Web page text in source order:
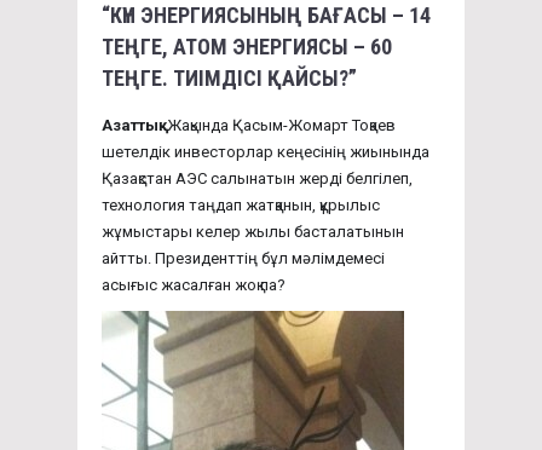
“КҮН ЭНЕРГИЯСЫНЫҢ БАҒАСЫ – 14
ТЕҢГЕ, АТОМ ЭНЕРГИЯСЫ – 60
ТЕҢГЕ. ТИІМДІСІ ҚАЙСЫ?”
Азаттық:Жақында Қасым-Жомарт Тоқаев
шетелдік инвесторлар кеңесінің жиынында
Қазақстан АЭС салынатын жерді белгілеп,
технология таңдап жатқанын, құрылыс
жұмыстары келер жылы басталатынын
айтты. Президенттің бұл мәлімдемесі
асығыс жасалған жоқ па?